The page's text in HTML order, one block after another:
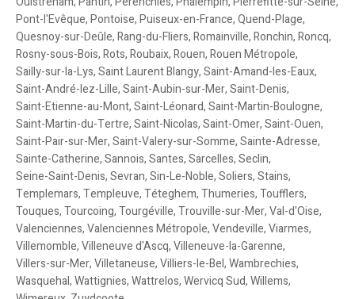
Pont-l'Evêque,Pontoise,Puiseux-en-France,Quend-Plage,
Quesnoy-sur-Deûle,Rang-du-Fliers,Romainville,Ronchin,Roncq,
Rosny-sous-Bois,Rots,Roubaix,Rouen,Rouen Métropole,
Sailly-sur-la-Lys,Saint Laurent Blangy,Saint-Amand-les-Eaux,
Saint-André-lez-Lille,Saint-Aubin-sur-Mer,Saint-Denis,
Saint-Etienne-au-Mont,Saint-Léonard,Saint-Martin-Boulogne,
Saint-Martin-du-Tertre,Saint-Nicolas,Saint-Omer,Saint-Ouen,
Saint-Pair-sur-Mer,Saint-Valery-sur-Somme,Sainte-Adresse,
Sainte-Catherine,Sannois,Santes,Sarcelles,Seclin,
Seine-Saint-Denis,Sevran,Sin-Le-Noble,Soliers,Stains,
Templemars,Templeuve,Téteghem,Thumeries,Toufflers,
Touques,Tourcoing,Tourgéville,Trouville-sur-Mer,Val-d'Oise,
Valenciennes,Valenciennes Métropole,Vendeville,Viarmes,
Villemomble,Villeneuve d'Ascq,Villeneuve-la-Garenne,
Villers-sur-Mer,Villetaneuse,Villiers-le-Bel,Wambrechies,
Wasquehal,Wattignies,Wattrelos,Wervicq Sud,Willems,